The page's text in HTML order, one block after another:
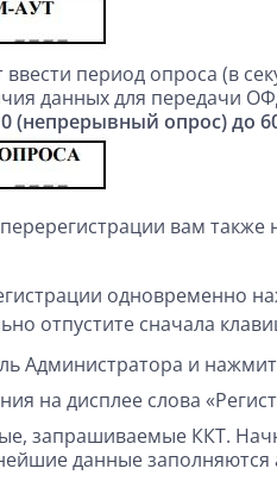
ввести период опроса (в
данных для передачи
(непрерывный опрос) до
вам
одновременно
отпустите сначала
Администратора и
на дисплее слова
запрашиваемые ККТ.
данные заполняются